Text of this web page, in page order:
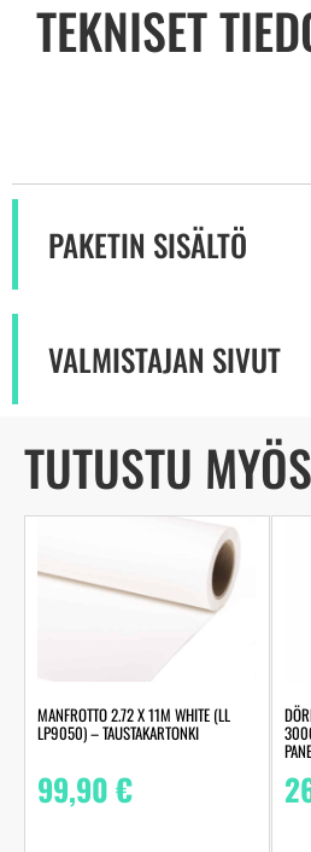
TEKNISET
PAKETIN SISÄLTÖ
VALMISTAJAN SIVUT
TUTUSTU MYÖS
MANFROTTO 2.72 X 11M WHITE (LL
LP9050) – TAUSTAKARTONKI
99,90€